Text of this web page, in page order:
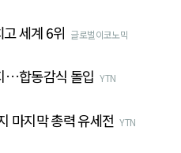
세계 6위 글로벌이코노믹
…합동감식 돌입 YTN
마지막 총력 유세전 YTN